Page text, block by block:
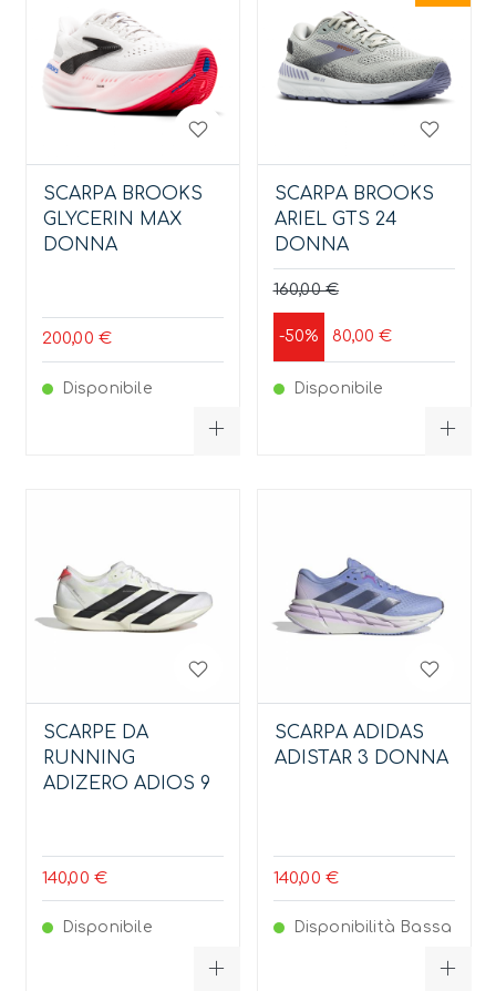
SCARPA BROOKS
GLYCERIN MAX
DONNA
200,00 €
Disponibile
SCARPA BROOKS
ARIEL GTS 24
DONNA
160,00 €
-50% 80,00 €
Disponibile
SCARPE DA
RUNNING
ADIZERO ADIOS 9
140,00 €
Disponibile
SCARPA ADIDAS
ADISTAR 3 DONNA
140,00 €
Disponibilità Bassa